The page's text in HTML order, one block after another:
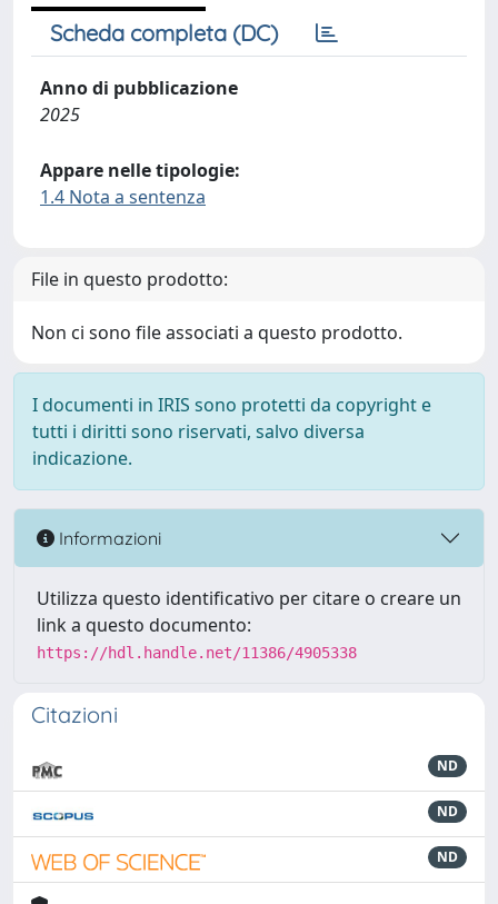
Scheda completa (DC)
Anno di pubblicazione
2025
Appare nelle tipologie:
1.4 Nota a sentenza
File in questo prodotto:
Non ci sono file associati a questo prodotto.
I documenti in IRIS sono protetti da copyright e
tutti i diritti sono riservati, salvo diversa
indicazione.
Informazioni
Utilizza questo identificativo per citare o creare un
link a questo documento:
https://hdl.handle.net/11386/4905338
Citazioni
ND
ND
ND